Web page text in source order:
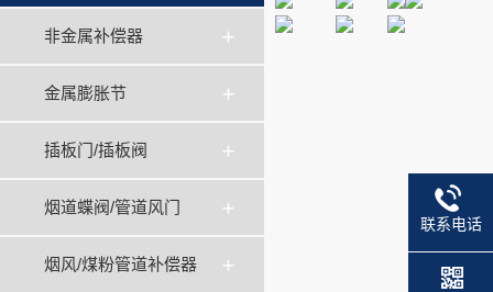
非金属补偿器
金属膨胀节
插板门/插板阀
烟道蝶阀/管道风门
烟风/煤粉管道补偿器
联系电话